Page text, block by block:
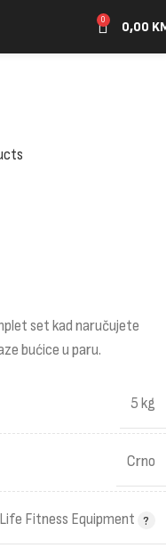
0 0,00
set kad naručujete
bućice u paru.
5 kg
Crno
Fitness Equipment